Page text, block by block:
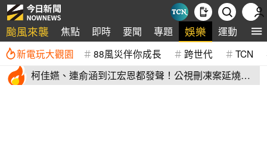
颱風來襲 焦點 即時 要聞 專題 娛樂 運動 全
新電玩大觀園 88風災伴你成長 跨世代 TCN
柯佳嬿、連俞涵到江宏恩都發聲！公視刪凍案延燒